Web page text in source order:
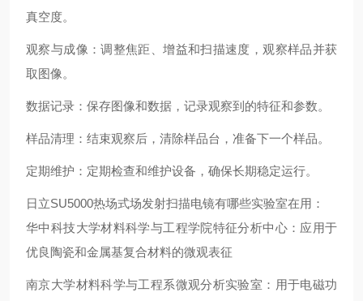
真空度。
观察与成像：调整焦距、增益和扫描速度，观察样品并获
取图像。
数据记录：保存图像和数据，记录观察到的特征和参数。
样品清理：结束观察后，清除样品台，准备下一个样品。
定期维护：定期检查和维护设备，确保长期稳定运行。
日立SU5000热场式场发射扫描电镜有哪些实验室在用：
华中科技大学材料科学与工程学院特征分析中心：应用于
优良陶瓷和金属基复合材料的微观表征
南京大学材料科学与工程系微观分析实验室：用于电磁功